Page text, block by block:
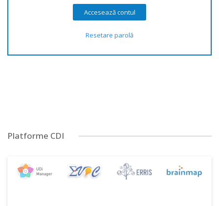
Resetare parolă
Platforme CDI